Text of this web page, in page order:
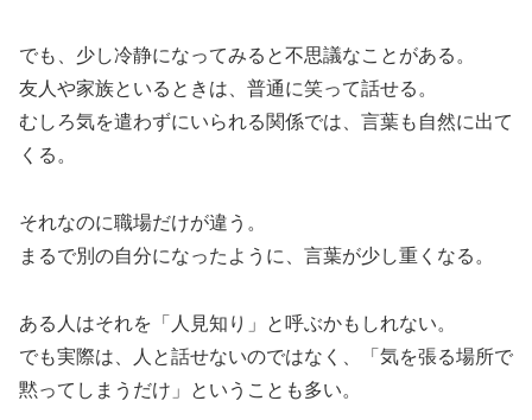
でも、少し冷静になってみると不思議なことがある。
友人や家族といるときは、普通に笑って話せる。
むしろ気を遣わずにいられる関係では、言葉も自然に出て
くる。
それなのに職場だけが違う。
まるで別の自分になったように、言葉が少し重くなる。
ある人はそれを「人見知り」と呼ぶかもしれない。
でも実際は、人と話せないのではなく、「気を張る場所で
黙ってしまうだけ」ということも多い。